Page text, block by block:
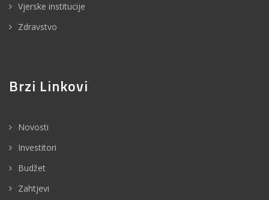
Vjerske institucije
Zdravstvo
Brzi Linkovi
Novosti
Investitori
Budžet
Zahtjevi